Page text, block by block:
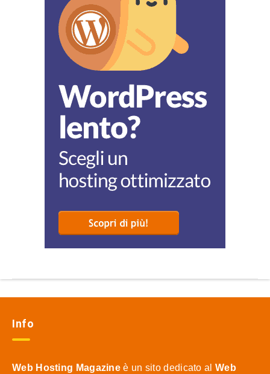
Info
Web Hosting Magazine è un sito dedicato al Web